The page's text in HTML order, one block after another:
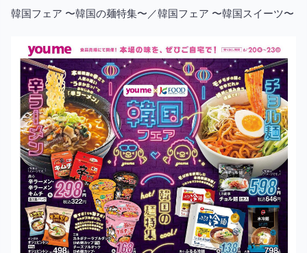
韓国フェア 〜韓国の麺特集〜／韓国フェア 〜韓国スイーツ〜